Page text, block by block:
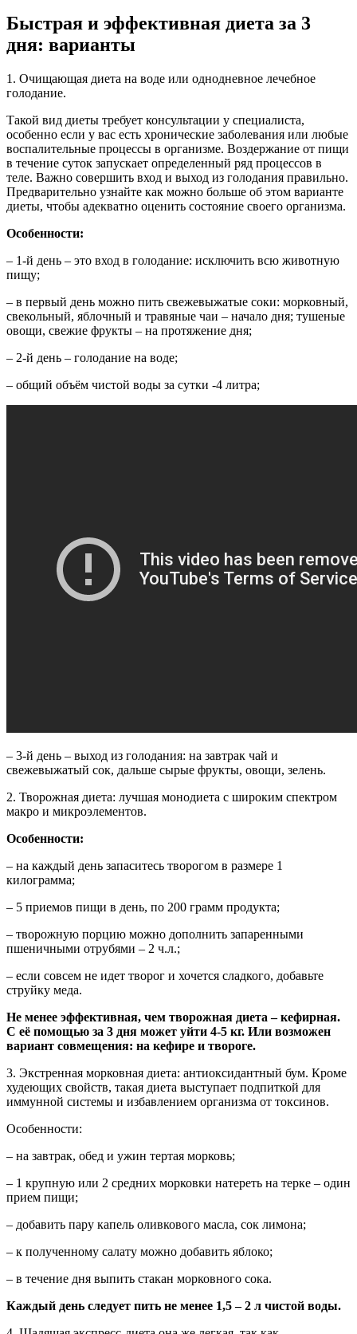
Быстрая и эффективная диета за 3
дня: варианты
1. Очищающая диета на воде или однодневное лечебное
голодание.
Такой вид диеты требует консультации у специалиста,
особенно если у вас есть хронические заболевания или любые
воспалительные процессы в организме. Воздержание от пищи
в течение суток запускает определенный ряд процессов в
теле. Важно совершить вход и выход из голодания правильно.
Предварительно узнайте как можно больше об этом варианте
диеты, чтобы адекватно оценить состояние своего организма.
Особенности:
– 1-й день – это вход в голодание: исключить всю животную
пищу;
– в первый день можно пить свежевыжатые соки: морковный,
свекольный, яблочный и травяные чаи – начало дня; тушеные
овощи, свежие фрукты – на протяжение дня;
– 2-й день – голодание на воде;
– общий объём чистой воды за сутки -4 литра;
– 3-й день – выход из голодания: на завтрак чай и
свежевыжатый сок, дальше сырые фрукты, овощи, зелень.
2. Творожная диета: лучшая монодиета с широким спектром
макро и микроэлементов.
Особенности:
– на каждый день запаситесь творогом в размере 1
килограмма;
– 5 приемов пищи в день, по 200 грамм продукта;
– творожную порцию можно дополнить запаренными
пшеничными отрубями – 2 ч.л.;
– если совсем не идет творог и хочется сладкого, добавьте
струйку меда.
Не менее эффективная, чем творожная диета – кефирная.
С её помощью за 3 дня может уйти 4-5 кг. Или возможен
вариант совмещения: на кефире и твороге.
3. Экстренная морковная диета: антиоксидантный бум. Кроме
худеющих свойств, такая диета выступает подпиткой для
иммунной системы и избавлением организма от токсинов.
Особенности:
– на завтрак, обед и ужин тертая морковь;
– 1 крупную или 2 средних морковки натереть на терке – один
прием пищи;
– добавить пару капель оливкового масла, сок лимона;
– к полученному салату можно добавить яблоко;
– в течение дня выпить стакан морковного сока.
Каждый день следует пить не менее 1,5 – 2 л чистой воды.